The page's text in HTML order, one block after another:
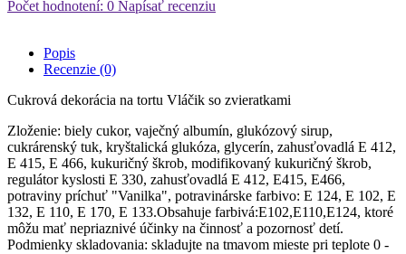
Počet hodnotení: 0 Napísať recenziu
Popis
Recenzie (0)
Cukrová dekorácia na tortu Vláčik so zvieratkami
Zloženie: biely cukor, vaječný albumín, glukózový sirup,
cukrárenský tuk, kryštalická glukóza, glycerín, zahusťovadlá E 412,
E 415, E 466, kukuričný škrob, modifikovaný kukuričný škrob,
regulátor kyslosti E 330, zahusťovadlá E 412, E415, E466,
potraviny príchuť "Vanilka", potravinárske farbivo: Е 124, Е 102, Е
132, Е 110, Е 170, Е 133.Obsahuje farbivá:E102,E110,E124, ktoré
môžu mať nepriaznivé účinky na činnosť a pozornosť detí.
Podmienky skladovania: skladujte na tmavom mieste pri teplote 0 -